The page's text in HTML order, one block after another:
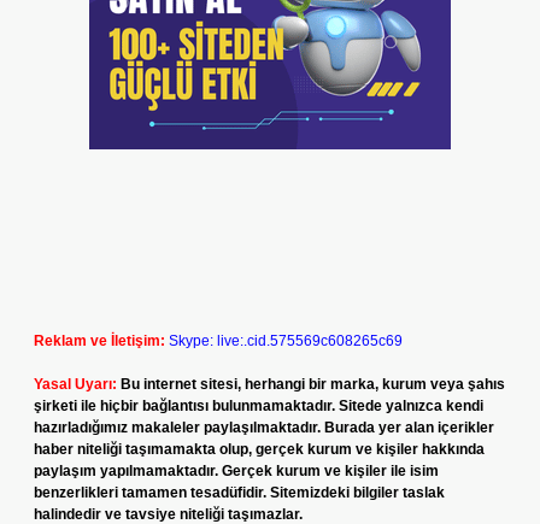
Reklam ve İletişim: Skype: live:.cid.575569c608265c69
Yasal Uyarı: Bu internet sitesi, herhangi bir marka, kurum veya şahıs
şirketi ile hiçbir bağlantısı bulunmamaktadır. Sitede yalnızca kendi
hazırladığımız makaleler paylaşılmaktadır. Burada yer alan içerikler
haber niteliği taşımamakta olup, gerçek kurum ve kişiler hakkında
paylaşım yapılmamaktadır. Gerçek kurum ve kişiler ile isim
benzerlikleri tamamen tesadüfidir. Sitemizdeki bilgiler taslak
halindedir ve tavsiye niteliği taşımazlar.